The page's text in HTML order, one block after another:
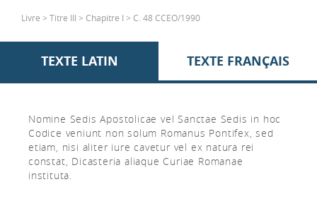
Livre > Titre III > Chapitre I > C. 48 CCEO/1990
TEXTE LATIN TEXTE FRANÇAIS
Nomine Sedis Apostolicae vel Sanctae Sedis in hoc
Codice veniunt non solum Romanus Pontifex, sed
etiam, nisi aliter iure cavetur vel ex natura rei
constat, Dicasteria aliaque Curiae Romanae
instituta.